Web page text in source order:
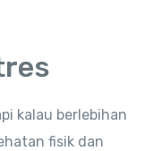
kalau berlebihan
fisik dan